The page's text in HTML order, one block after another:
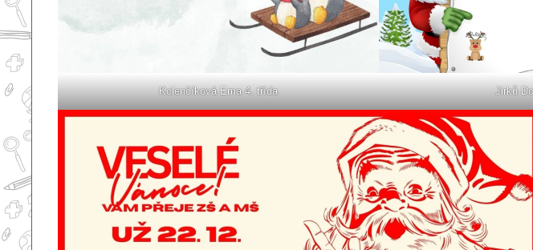
Kolenčíková Ema 4. třída Jirků